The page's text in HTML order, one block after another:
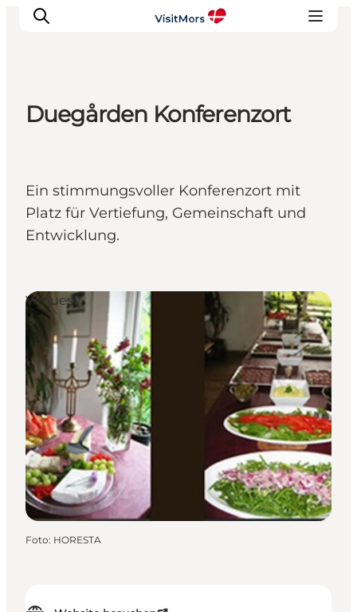
Infos über Mors
Unterkunft
Pauschalreisen / Urlaub
Planen Sie Ihre Reise
Duegården Konferenzort
Ein stimmungsvoller Konferenzort mit
Platz für Vertiefung, Gemeinschaft und
Entwicklung.
Venues
Foto: HORESTA